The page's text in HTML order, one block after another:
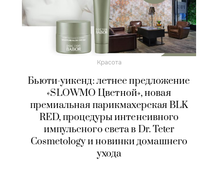
Красота
Бьюти-уикенд: летнее предложение
«SLOWMO Цветной», новая
премиальная парикмахерская BLK
RED, процедуры интенсивного
импульсного света в Dr. Teter
Cosmetology и новинки домашнего
ухода